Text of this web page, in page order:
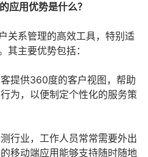
应用优势是什么？
关系管理的高效工具，特别适
其主要优势包括：
提供360度的客户视图，帮助
为，以便制定个性化的服务策
行业，工作人员常常需要外出
移动端应用能够支持随时随地